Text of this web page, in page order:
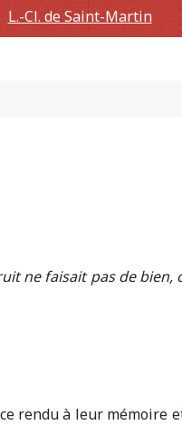
L.-Cl. de Saint-Martin
ne faisait pas de bien,
rendu à leur mémoire